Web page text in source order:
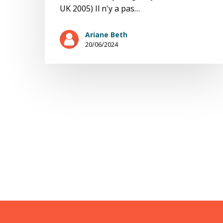
UK 2005) Il n'y a pas…
Ariane Beth
20/06/2024